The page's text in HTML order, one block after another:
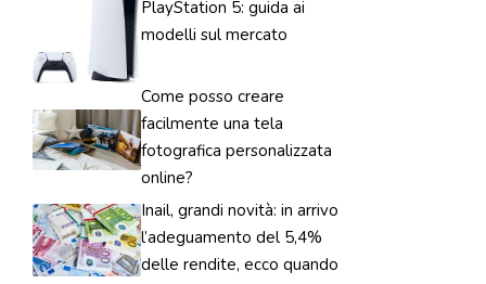
PlayStation 5: guida ai
modelli sul mercato
Come posso creare
facilmente una tela
fotografica personalizzata
online?
Inail, grandi novità: in arrivo
l’adeguamento del 5,4%
delle rendite, ecco quando